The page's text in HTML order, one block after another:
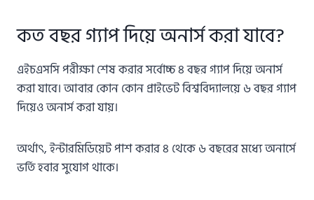
কত বছর গ্যাপ দিয়ে অনার্স করা যাবে?
এইচএসসি পরীক্ষা শেষ করার সর্বোচ্চ ৪ বছর গ্যাপ দিয়ে অনার্স
করা যাবে। আবার কোন কোন প্রাইভেট বিশ্ববিদ্যালয়ে ৬ বছর গ্যাপ
দিয়েও অনার্স করা যায়।
অর্থাৎ, ইন্টারমিডিয়েট পাশ করার ৪ থেকে ৬ বছরের মধ্যে অনার্সে
ভর্তি হবার সুযোগ থাকে।